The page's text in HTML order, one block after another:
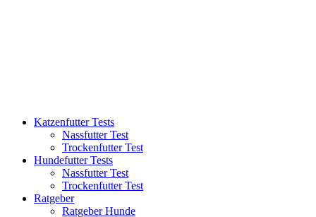
Katzenfutter Tests
Nassfutter Test
Trockenfutter Test
Hundefutter Tests
Nassfutter Test
Trockenfutter Test
Ratgeber
Ratgeber Hunde